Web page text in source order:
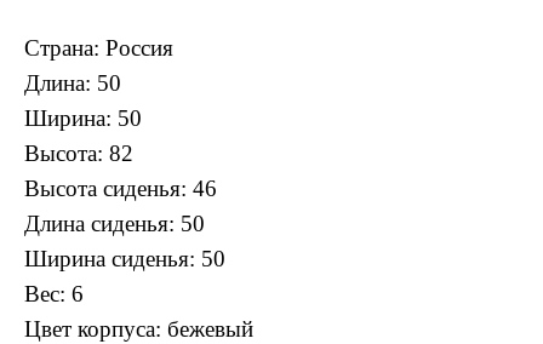
Cтрана: Россия
Длина: 50
Ширина: 50
Высота: 82
Высота сиденья: 46
Длина сиденья: 50
Ширина сиденья: 50
Вес: 6
Цвет корпуса: бежевый